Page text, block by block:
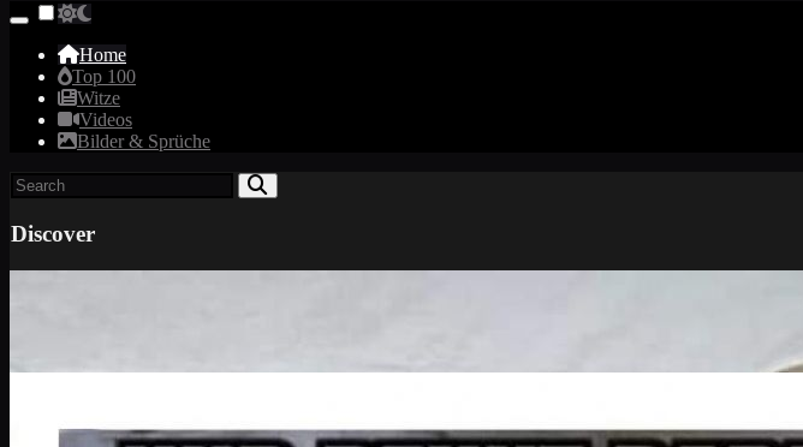
Home
Top 100
Witze
Videos
Bilder & Sprüche
Discover